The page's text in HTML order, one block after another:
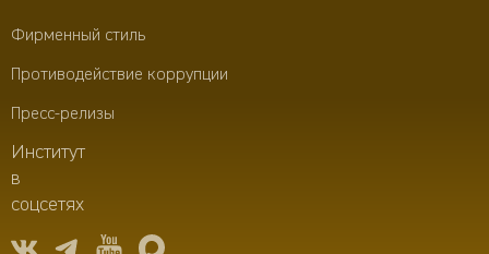
Фирменный стиль
Противодействие коррупции
Пресс-релизы
Институт
в
соцсетях